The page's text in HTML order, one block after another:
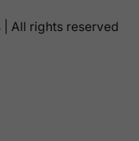
All rights reserved